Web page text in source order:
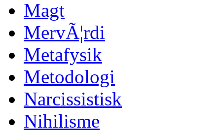
Magt
MervÃ¦rdi
Metafysik
Metodologi
Narcissistisk
Nihilisme